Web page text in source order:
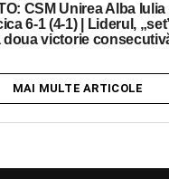
CSM Unirea Alba
6-1 (4-1) | Liderul,
doua victorie
MAI MULTE ARTICOLE